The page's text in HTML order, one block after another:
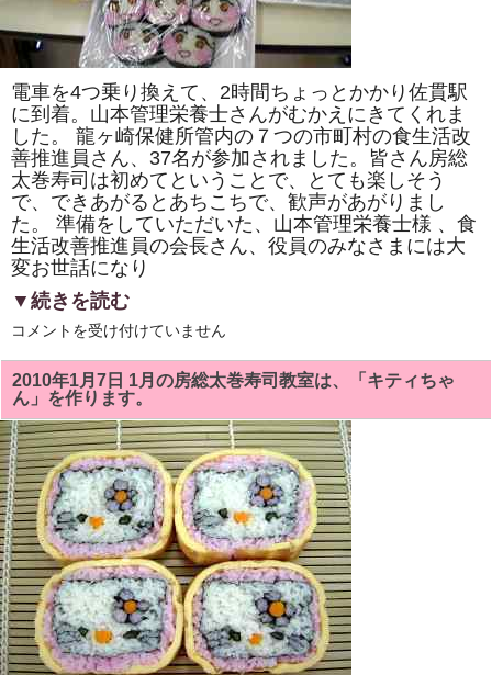
料
理」
を
担
当
し
ま
す。
は
電車を4つ乗り換えて、2時間ちょっとかかり佐貫駅
に到着。山本管理栄養士さんがむかえにきてくれま
した。 龍ヶ崎保健所管内の７つの市町村の食生活改
善推進員さん、37名が参加されました。皆さん房総
太巻寿司は初めてということで、とても楽しそう
で、できあがるとあちこちで、歓声があがりまし
た。 準備をしていただいた、山本管理栄養士様 、食
生活改善推進員の会長さん、役員のみなさまには大
変お世話になり
▼続きを読む
茨
県
龍
ヶ
崎
保
健
所
管
内
の
食
生
活
改
善
推
進
員
さ
ん
の
コメントを受け付けていません
2010年1月7日 1月の房総太巻寿司教室は、「キティちゃ
ん」を作ります。